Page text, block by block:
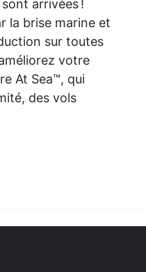
arrivées !
la brise marine et
sur toutes
votre
At Sea™, qui
des vols